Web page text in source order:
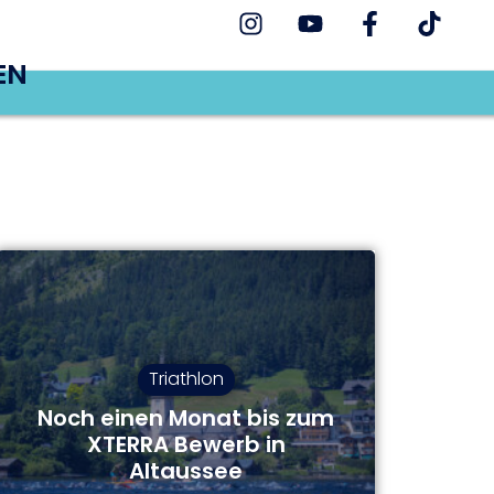
Triathlon
Noch einen Monat bis zum
XTERRA Bewerb in
Altaussee